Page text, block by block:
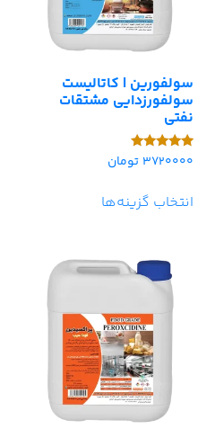
سولفورین | کاتالیست
سولفورزدایی مشتقات
نفتی
امتیاز
3720000 تومان
انتخاب گزینه‌ها